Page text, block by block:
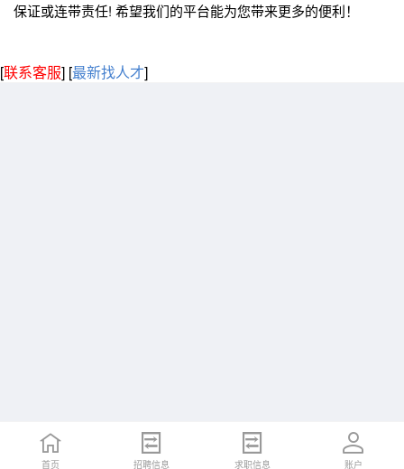
保证或连带责任! 希望我们的平台能为您带来更多的便利！
[联系客服] [最新找人才]
首页 招聘信息 求职信息 账户